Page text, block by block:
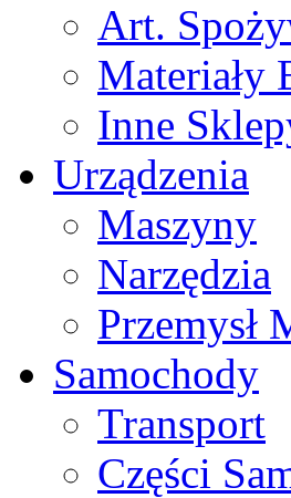
Art.
Materiały
Inne
Urządzenia
Maszyny
Narzędzia
Przemysł
Samochody
Transport
Części